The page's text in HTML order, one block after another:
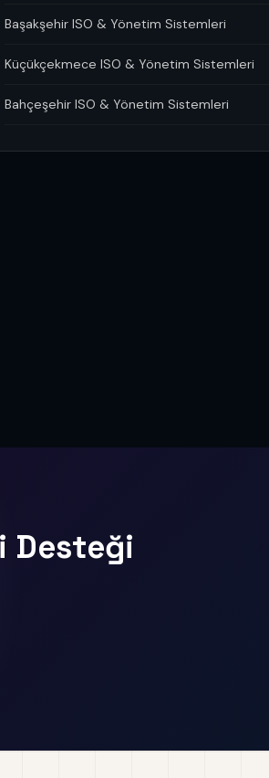
Başakşehir ISO & Yönetim Sistemleri
Küçükçekmece ISO & Yönetim Sistemleri
Bahçeşehir ISO & Yönetim Sistemleri
Desteği